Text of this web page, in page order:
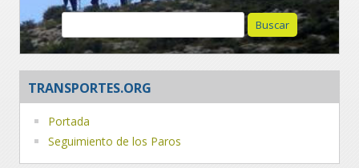
Buscar:
TRANSPORTES.ORG
Portada
Seguimiento de los Paros